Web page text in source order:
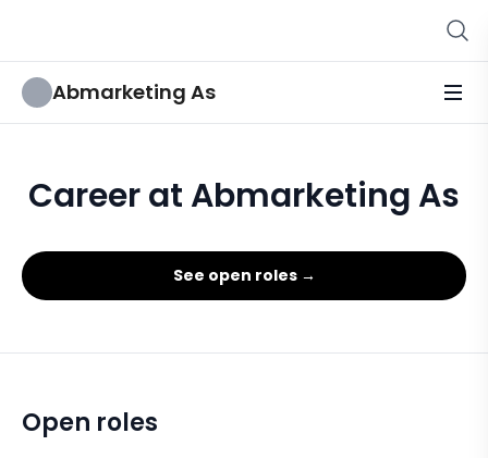
Abmarketing As
Career at Abmarketing As
See open roles →
Open roles